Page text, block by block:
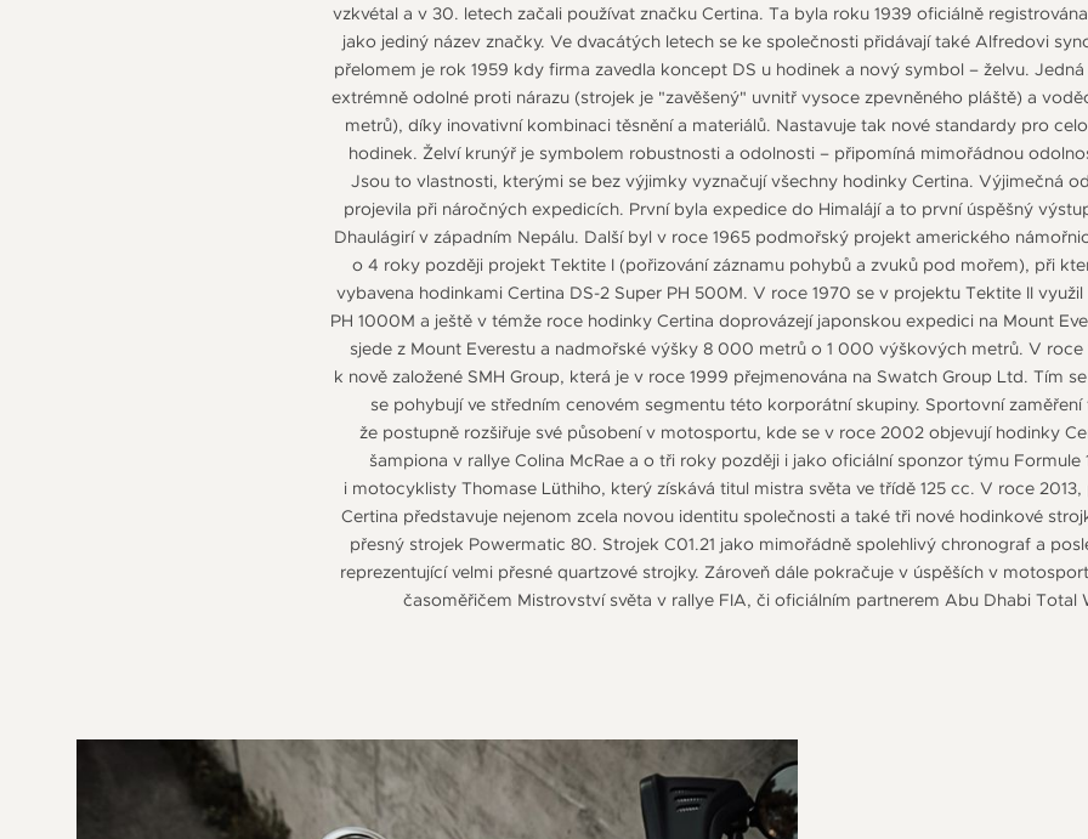
vzkvétal a v 30. letech začali používat značku Certina. Ta byla roku 1939 oficiálně
jako jediný název značky. Ve dvacátých letech se ke společnosti přidávají také Alfredovi
přelomem je rok 1959 kdy firma zavedla koncept DS u hodinek a nový symbol – želvu.
extrémně odolné proti nárazu (strojek je "zavěšený" uvnitř vysoce zpevněného pláště) a
metrů), díky inovativní kombinaci těsnění a materiálů. Nastavuje tak nové standardy pro
hodinek. Želví krunýř je symbolem robustnosti a odolnosti – připomíná mimořádnou
Jsou to vlastnosti, kterými se bez výjimky vyznačují všechny hodinky Certina. Výjimečná
projevila při náročných expedicích. První byla expedice do Himalájí a to první úspěšný
Dhaulágirí v západním Nepálu. Další byl v roce 1965 podmořský projekt amerického
o 4 roky později projekt Tektite I (pořizování záznamu pohybů a zvuků pod mořem), při
vybavena hodinkami Certina DS-2 Super PH 500M. V roce 1970 se v projektu Tektite II
PH 1000M a ještě v témže roce hodinky Certina doprovázejí japonskou expedici na Mount
sjede z Mount Everestu a nadmořské výšky 8 000 metrů o 1 000 výškových metrů. V roce
k nově založené SMH Group, která je v roce 1999 přejmenována na Swatch Group Ltd. Tím
se pohybují ve středním cenovém segmentu této korporátní skupiny. Sportovní
že postupně rozšiřuje své působení v motosportu, kde se v roce 2002 objevují hodinky
šampiona v rallye Colina McRae a o tři roky později i jako oficiální sponzor týmu Formule
i motocyklisty Thomase Lüthiho, který získává titul mistra světa ve třídě 125 cc. V roce
Certina představuje nejenom zcela novou identitu společnosti a také tři nové hodinkové
přesný strojek Powermatic 80. Strojek C01.21 jako mimořádně spolehlivý chronograf a
reprezentující velmi přesné quartzové strojky. Zároveň dále pokračuje v úspěších v
časoměřičem Mistrovství světa v rallye FIA, či oficiálním partnerem Abu Dhabi Total